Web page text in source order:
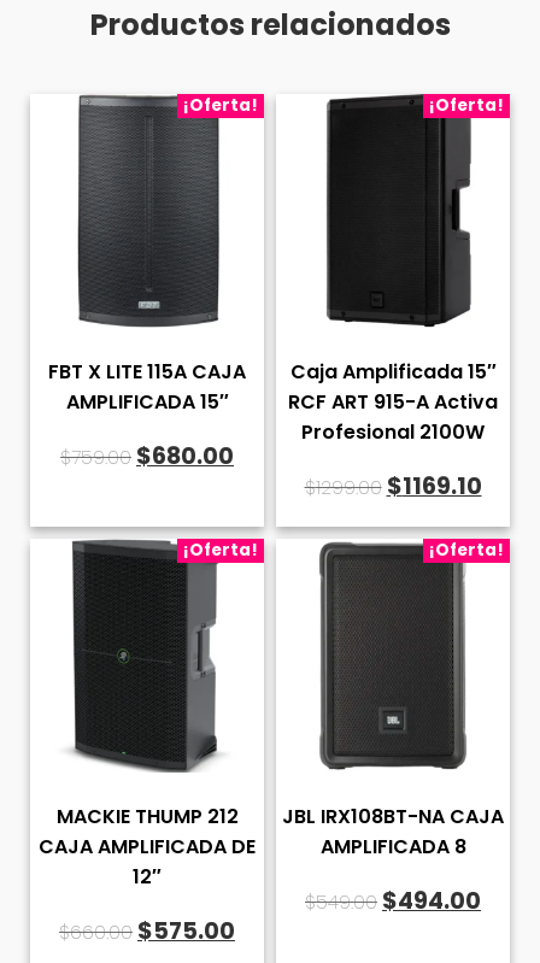
Productos relacionados
¡Oferta!
FBT X LITE 115A CAJA
AMPLIFICADA 15″
$759.00 El
original
era:
$759.00.
$680.00
precio
actual
es:
¡Oferta!
Caja Amplificada 15″
RCF ART 915-A Activa
Profesional 2100W
$1299.00 El
precio
original
era:
$1299.00.
$1169.10El
¡Oferta!
MACKIE THUMP 212
CAJA AMPLIFICADA DE
12″
$660.00 El
$575.00
¡Oferta!
JBL IRX108BT-NA CAJA
AMPLIFICADA 8
$549.00 El
$494.00